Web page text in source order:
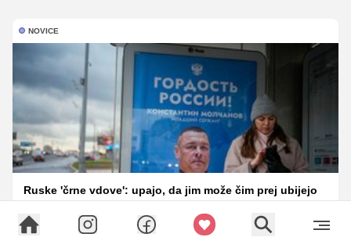
NOVICE
Ruske 'črne vdove': upajo, da jim može čim prej ubijejo
ŠPORT